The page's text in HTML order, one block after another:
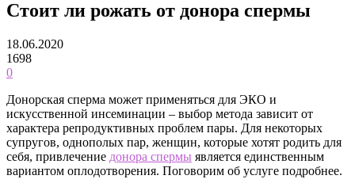
Стоит ли рожать от донора спермы
18.06.2020
1698
0
Донорская сперма может применяться для ЭКО и
искусственной инсеминации – выбор метода зависит от
характера репродуктивных проблем пары. Для некоторых
супругов, однополых пар, женщин, которые хотят родить для
себя, привлечение донора спермы является единственным
вариантом оплодотворения. Поговорим об услуге подробнее.